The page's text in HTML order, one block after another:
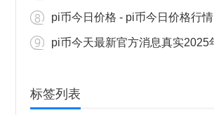
pi币今日价格 - pi币今日价格行情
标签列表